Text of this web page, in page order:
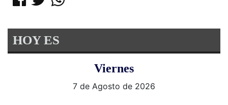
HOY ES
Viernes
7 de Agosto de 2026